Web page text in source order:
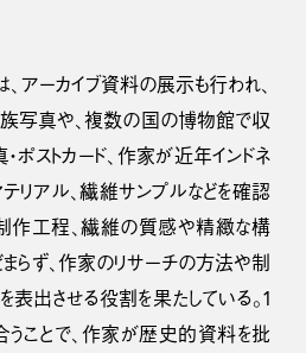
、アーカイブ資料の展示も行われ、
写真や、複数の国の博物館で収
ストカード、作家が近年インドネ
リアル、繊維サンプルなどを確認
作工程、繊維の質感や精緻な構
らず、作家のリサーチの方法や制
出させる役割を果たしている。1
ことで、作家が歴史的資料を批